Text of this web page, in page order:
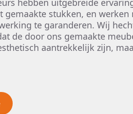
gemaakte stukken, en
te garanderen. Wij
de door ons gemaakte
aantrekkelijk zijn,